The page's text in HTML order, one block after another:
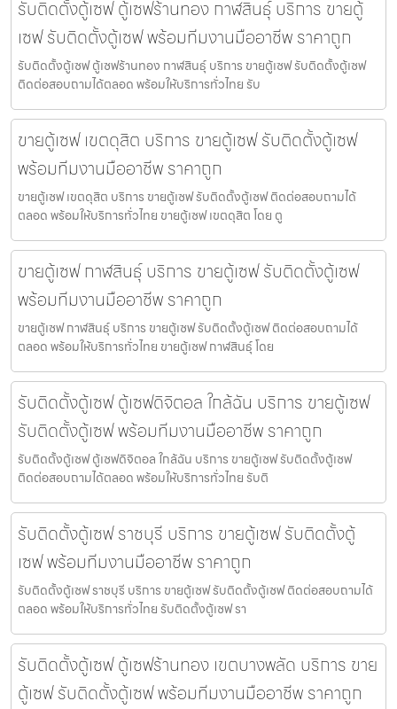
รับติดตั้งตู้เซฟ ตู้เซฟร้านทอง กาฬสินธุ์ บริการ ขายตู้
เซฟ รับติดตั้งตู้เซฟ พร้อมทีมงานมืออาชีพ ราคาถูก
รับติดตั้งตู้เซฟ ตู้เซฟร้านทอง กาฬสินธุ์ บริการ ขายตู้เซฟ รับติดตั้งตู้เซฟ
ติดต่อสอบถามได้ตลอด พร้อมให้บริการทั่วไทย รับ
ขายตู้เซฟ เขตดุสิต บริการ ขายตู้เซฟ รับติดตั้งตู้เซฟ
พร้อมทีมงานมืออาชีพ ราคาถูก
ขายตู้เซฟ เขตดุสิต บริการ ขายตู้เซฟ รับติดตั้งตู้เซฟ ติดต่อสอบถามได้
ตลอด พร้อมให้บริการทั่วไทย ขายตู้เซฟ เขตดุสิต โดย ตู
ขายตู้เซฟ กาฬสินธุ์ บริการ ขายตู้เซฟ รับติดตั้งตู้เซฟ
พร้อมทีมงานมืออาชีพ ราคาถูก
ขายตู้เซฟ กาฬสินธุ์ บริการ ขายตู้เซฟ รับติดตั้งตู้เซฟ ติดต่อสอบถามได้
ตลอด พร้อมให้บริการทั่วไทย ขายตู้เซฟ กาฬสินธุ์ โดย
รับติดตั้งตู้เซฟ ตู้เซฟดิจิตอล ใกล้ฉัน บริการ ขายตู้เซฟ
รับติดตั้งตู้เซฟ พร้อมทีมงานมืออาชีพ ราคาถูก
รับติดตั้งตู้เซฟ ตู้เซฟดิจิตอล ใกล้ฉัน บริการ ขายตู้เซฟ รับติดตั้งตู้เซฟ
ติดต่อสอบถามได้ตลอด พร้อมให้บริการทั่วไทย รับติ
รับติดตั้งตู้เซฟ ราชบุรี บริการ ขายตู้เซฟ รับติดตั้งตู้
เซฟ พร้อมทีมงานมืออาชีพ ราคาถูก
รับติดตั้งตู้เซฟ ราชบุรี บริการ ขายตู้เซฟ รับติดตั้งตู้เซฟ ติดต่อสอบถามได้
ตลอด พร้อมให้บริการทั่วไทย รับติดตั้งตู้เซฟ รา
รับติดตั้งตู้เซฟ ตู้เซฟร้านทอง เขตบางพลัด บริการ ขาย
ตู้เซฟ รับติดตั้งตู้เซฟ พร้อมทีมงานมืออาชีพ ราคาถูก